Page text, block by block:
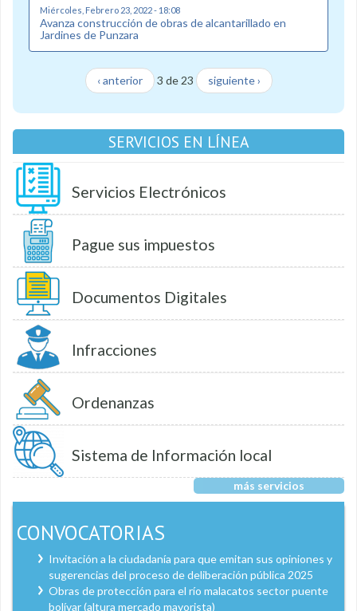
Miércoles, Febrero 23, 2022 - 18:08
Avanza construcción de obras de alcantarillado en
Jardines de Punzara
‹ anterior 3 de 23 siguiente ›
SERVICIOS EN LÍNEA
Servicios Electrónicos
Pague sus impuestos
Documentos Digitales
Infracciones
Ordenanzas
Sistema de Información local
más servicios
CONVOCATORIAS
Invitación a la ciudadanía para que emitan sus opiniones y
sugerencias del proceso de deliberación pública 2025
Obras de protección para el río malacatos sector puente
bolívar (altura mercado mayorista)